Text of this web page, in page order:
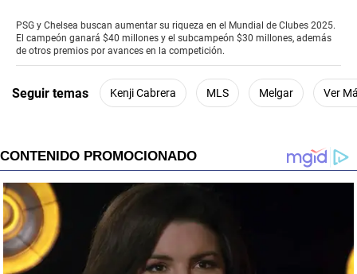
of
1
minute,
PSG y Chelsea buscan aumentar su riqueza en el Mundial de Clubes 2025.
El campeón ganará $40 millones y el subcampeón $30 millones, además
de otros premios por avances en la competición.
Seguir temas Kenji Cabrera MLS Melgar Ver